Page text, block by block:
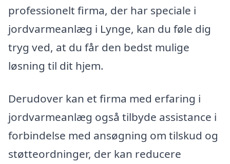
professionelt firma, der har speciale i
jordvarmeanlæg i Lynge, kan du føle dig
tryg ved, at du får den bedst mulige
løsning til dit hjem.
Derudover kan et firma med erfaring i
jordvarmeanlæg også tilbyde assistance i
forbindelse med ansøgning om tilskud og
støtteordninger, der kan reducere